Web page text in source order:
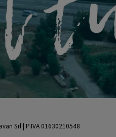
Srl | P.IVA 01630210548